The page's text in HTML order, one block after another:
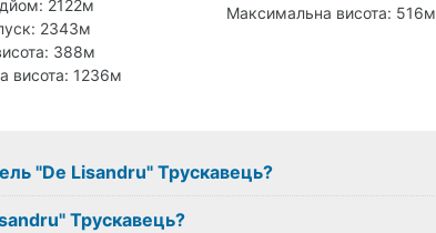
2122м
2343м
388м
висота: 1236м
Максимальна висота: 516м
"De Lisandru" Трускавець?
Трускавець?